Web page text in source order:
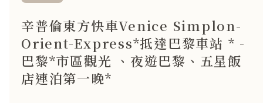
辛普倫東方快車Venice Simplon-
Orient-Express*抵達巴黎車站 * -
巴黎*市區觀光 、夜遊巴黎、五星飯
店連泊第一晚*